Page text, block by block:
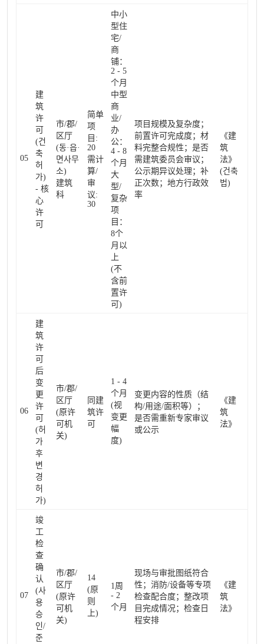
05
建
筑
许
可
(건
축
허
가)
- 核
心
许
可
市/郡/
区厅
(동·읍·
면사무
소)
建筑
科
简单
项
目:
20
需计
算/
审
议:
30
中小
型住
宅/
商
铺：
2 - 5
个月
中型
商
业/
办
公：
4 - 8
个月
大
型/
复杂
项
目：
8个
月以
上
(不
含前
置许
可)
项目规模及复杂度；
前置许可完成度；材
料完整合规性；是否
需建筑委员会审议；
公示期异议处理；补
正次数；地方行政效
率
《建
筑
法》
(건축
법)
06
建
筑
许
可
后
变
更
许
可
(허
가
후
변
경
허
가)
市/郡/
区厅
(原许
可机
关)
同建
筑许
可
1 - 4
个月
(视
变更
幅
度)
变更内容的性质（结
构/用途/面积等）；
是否需重新专家审议
或公示
《建
筑
法》
07
竣
工
检
查
确
认
(사
용
승
인/
준
市/郡/
区厅
(原许
可机
关)
14
(原
则
上)
1周
- 2
个月
现场与审批图纸符合
性；消防/设备等专项
检查配合度；整改项
目完成情况；检查日
程安排
《建
筑
法》